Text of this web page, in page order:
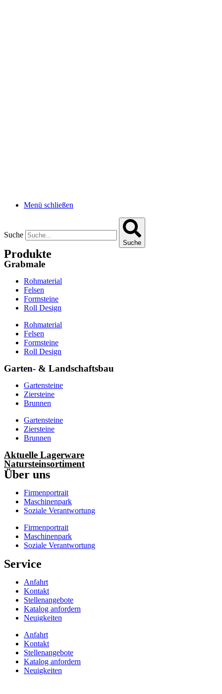
Menü schließen
Suche
Suche
Produkte
Grabmale
Rohmaterial
Felsen
Formsteine
Roll Design
Rohmaterial
Felsen
Formsteine
Roll Design
Garten- & Landschaftsbau
Gartensteine
Ziersteine
Brunnen
Gartensteine
Ziersteine
Brunnen
Aktuelle Lagerware
Natursteinsortiment
Über uns
Firmenportrait
Maschinenpark
Soziale Verantwortung
Firmenportrait
Maschinenpark
Soziale Verantwortung
Service
Anfahrt
Kontakt
Stellenangebote
Katalog anfordern
Neuigkeiten
Anfahrt
Kontakt
Stellenangebote
Katalog anfordern
Neuigkeiten